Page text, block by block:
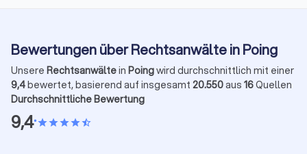
Bewertungen über Rechtsanwälte in Poing
Unsere Rechtsanwältein Poingwird durchschnittlich mit einer
9,4bewertet, basierend auf insgesamt 20.550aus 16Quellen
Durchschnittliche Bewertung
9,4•starstarstarstarstar_half